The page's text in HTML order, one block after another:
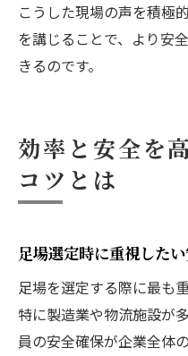
こうした現場の声を積極
を講じることで、より安
きるのです。
効率と安全を
コツとは
足場選定時に重視した
足場を選定する際に最も
特に製造業や物流施設が
員の安全確保が企業全体